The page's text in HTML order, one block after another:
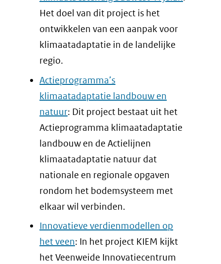
Het doel van dit project is het
ontwikkelen van een aanpak voor
klimaatadaptatie in de landelijke
regio.
Actieprogramma’s
klimaatadaptatie landbouw en
natuur: Dit project bestaat uit het
Actieprogramma klimaatadaptatie
landbouw en de Actielijnen
klimaatadaptatie natuur dat
nationale en regionale opgaven
rondom het bodemsysteem met
elkaar wil verbinden.
Innovatieve verdienmodellen op
het veen: In het project KIEM kijkt
het Veenweide Innovatiecentrum